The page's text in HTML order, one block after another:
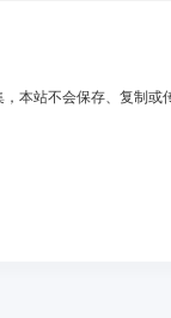
本站不会保存、复制